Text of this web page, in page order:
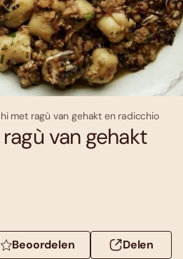
met ragù van gehakt en radicchio
van gehakt
Beoordelen Delen